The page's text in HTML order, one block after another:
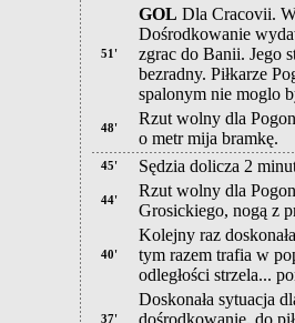
51'
GOL Dla Cracovii.
Dośrodkowanie
zgrac do Banii. Jego
bezradny. Piłkarze
spalonym nie moglo
48'
Rzut wolny dla
o metr mija bramkę.
45' Sędzia dolicza 2
44'
Rzut wolny dla
Grosickiego, nogą z
40'
Kolejny raz
tym razem trafia w
odległości strzela...
37'
Doskonała sytuacja
dośrodkowanie, do